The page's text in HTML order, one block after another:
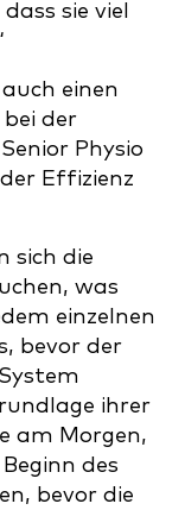
sie viel
einen
der
Physio
Effizienz
sich die
was
einzelnen
bevor der
ihrer
am Morgen,
des
bevor die